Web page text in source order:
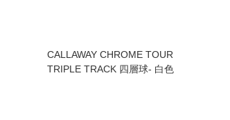
CALLAWAY CHROME TOUR
TRIPLE TRACK 四層球- 白色